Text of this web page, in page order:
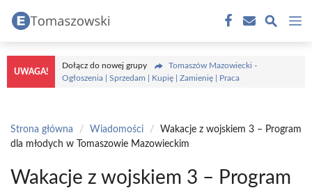
treści
UWAGA!
Dołącz do nowej grupy
Tomaszów Mazowiecki -
Ogłoszenia | Sprzedam | Kupię | Zamienię | Praca
Strona główna / Wiadomości /
Wakacje z wojskiem 3 – Program
dla młodych w Tomaszowie Mazowieckim
Wakacje z wojskiem 3 – Program